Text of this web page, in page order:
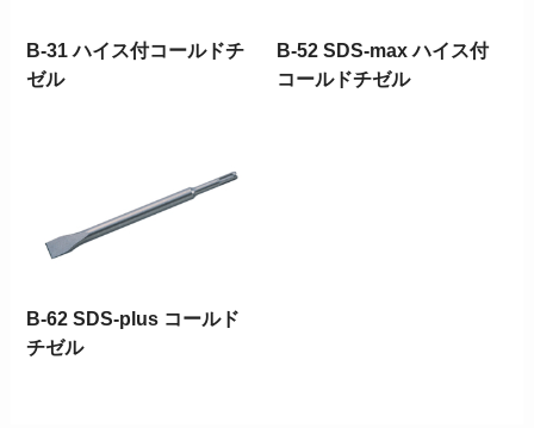
B-31 ハイス付コールドチ
ゼル
B-52 SDS-max ハイス付
コールドチゼル
B-62 SDS-plus コールド
チゼル